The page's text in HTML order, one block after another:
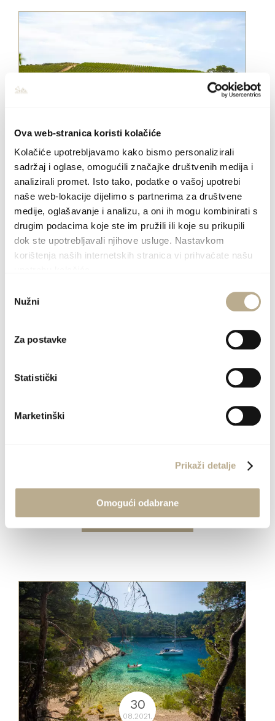
Ova web-stranica koristi kolačiće
Kolačiće upotrebljavamo kako bismo personalizirali
sadržaj i oglase, omogućili značajke društvenih medija i
analizirali promet. Isto tako, podatke o vašoj upotrebi
naše web-lokacije dijelimo s partnerima za društvene
medije, oglašavanje i analizu, a oni ih mogu kombinirati s
drugim podacima koje ste im pružili ili koje su prikupili
dok ste upotrebljavali njihove usluge. Nastavkom
korištenja naših internetskih stranica vi prihvaćate našu
pristanka
Nužni
Za postavke
Statistički
Marketinški
Prikaži detalje
Omogući odabrane
Vinari otoka Šolte - putevima
vina po predivnom otoku
PROČITAJTE VIŠE
PROČITAJTE VIŠE
30
08.2021.